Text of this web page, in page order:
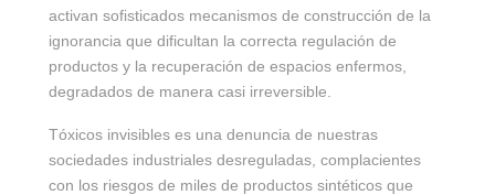
activan sofisticados mecanismos de construcción de la
ignorancia que dificultan la correcta regulación de
productos y la recuperación de espacios enfermos,
degradados de manera casi irreversible.
Tóxicos invisibles es una denuncia de nuestras
sociedades industriales desreguladas, complacientes
con los riesgos de miles de productos sintéticos que